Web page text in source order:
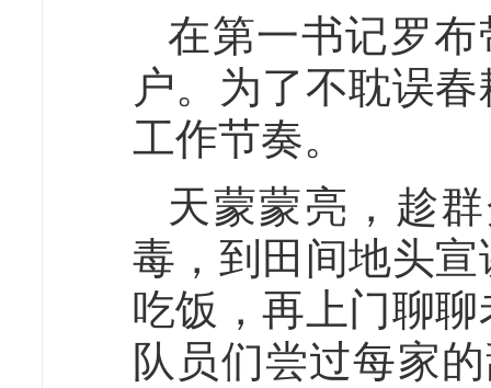
在第一书记罗
户。为了不耽误
工作节奏。
天蒙蒙亮，趁
毒，到田间地头
吃饭，再上门聊
队员们尝过每家